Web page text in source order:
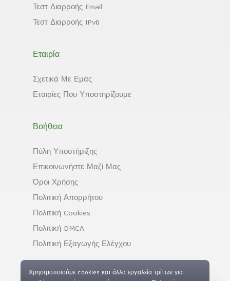
Τεστ Διαρροής Email
Τεστ Διαρροής IPv6
Εταιρία
Σχετικά Με Εμάς
Εταιρίες Που Υποστηρίζουμε
Βοήθεια
Πύλη Υποστήριξης
Επικοινωνήστε Μαζί Μας
Όροι Χρήσης
Πολιτική Απορρήτου
Πολιτική Cookies
Πολιτική DMCA
Πολιτική Εξαγωγής Ελέγχου